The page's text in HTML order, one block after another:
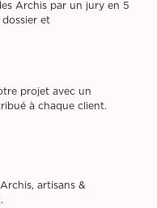
Archis par un jury en 5
et
projet avec un
à chaque client.
artisans &